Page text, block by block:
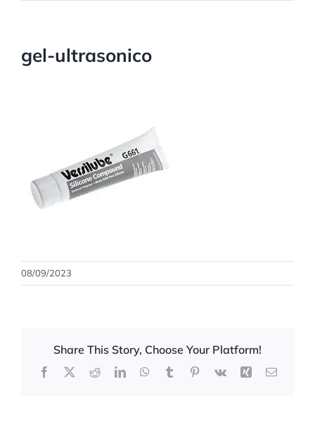
gel-ultrasonico
08/09/2023
Share This Story, Choose Your Platform!
Facebook
X RedditLinkedInWhatsApp
TumblrPinterest
Vk Xing Correo